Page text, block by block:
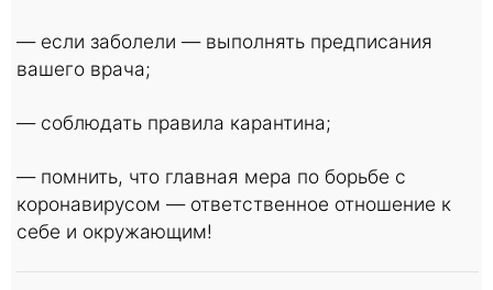
— если заболели — выполнять предписания
вашего врача;
— соблюдать правила карантина;
— помнить, что главная мера по борьбе с
коронавирусом — ответственное отношение к
себе и окружающим!